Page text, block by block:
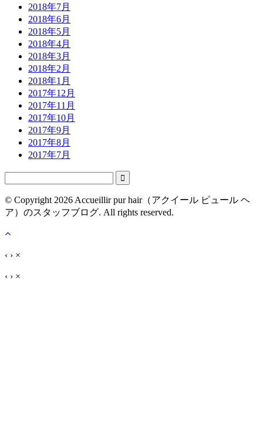
2018年7月
2018年6月
2018年5月
2018年4月
2018年3月
2018年2月
2018年1月
2017年12月
2017年11月
2017年10月
2017年9月
2017年8月
2017年7月

© Copyright 2026 Accueillir pur hair（アクイール ピュール ヘ
ア）のスタッフブログ. All rights reserved.
‹ › ×
‹ › ×